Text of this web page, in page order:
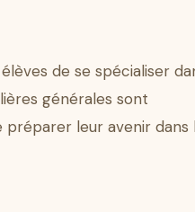
de se spécialiser
générales sont
leur avenir dans